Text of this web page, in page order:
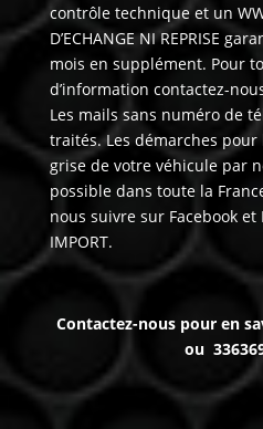
contrôle technique et un
D’ECHANGE NI REPRISE
mois en supplément. Pour
d’information contactez-
Les mails sans numéro de
traités. Les démarches
grise de votre véhicule par
possible dans toute la
nous suivre sur Facebook et
IMPORT.
Contactez-nous pour en
ou